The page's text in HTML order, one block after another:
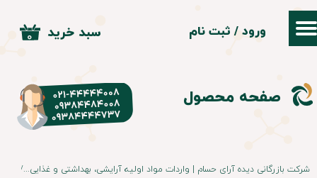
ورود/ ثبت نامحساب کاربری من
سفارشات
۰ سبد خرید
صفحه محصول
شرکت بازرگانی دیده آرای حسام | واردات مواد اولیه آرایشی، بهداشتی و غذایی